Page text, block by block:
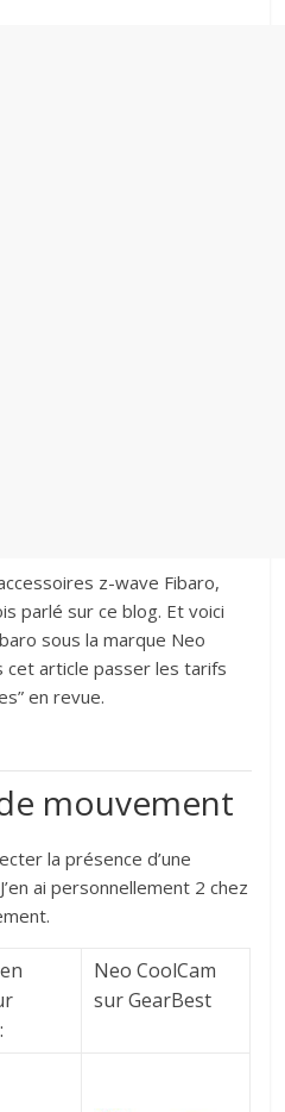
z-wave Fibaro,
parlé sur ce blog. Et voici
sous la marque Neo
cet article passer les tarifs
en revue.
mouvement
la présence d’une
ai personnellement 2 chez
Neo CoolCam
sur GearBest